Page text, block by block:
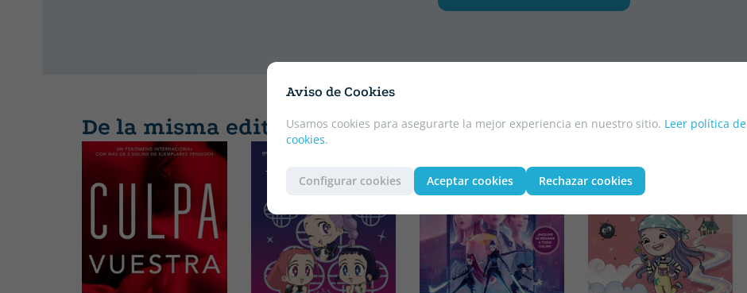
Aviso de Cookies
Usamos cookies para asegurarte la mejor experiencia en nuestro sitio. Leer política de
cookies.
Configurar cookies Aceptar cookies Rechazar cookies
De la misma editorial